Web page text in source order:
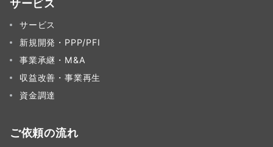
サービス
サービス
新規開発・PPP/PFI
事業承継・M&A
収益改善・事業再生
資金調達
ご依頼の流れ